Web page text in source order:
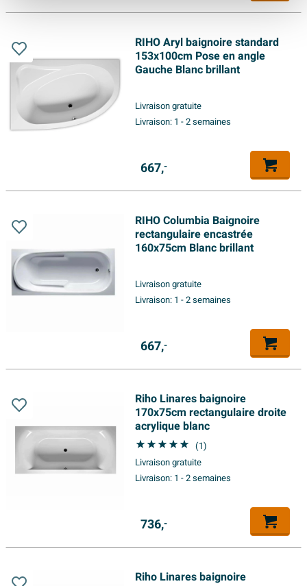
RIHO Aryl baignoire standard
153x100cm Pose en angle
Gauche Blanc brillant
Livraison gratuite
Livraison: 1 - 2 semaines
667,-
RIHO Columbia Baignoire
rectangulaire encastrée
160x75cm Blanc brillant
Livraison gratuite
Livraison: 1 - 2 semaines
667,-
Riho Linares baignoire
170x75cm rectangulaire droite
acrylique blanc
(1)
Livraison gratuite
Livraison: 1 - 2 semaines
736,-
Riho Linares baignoire